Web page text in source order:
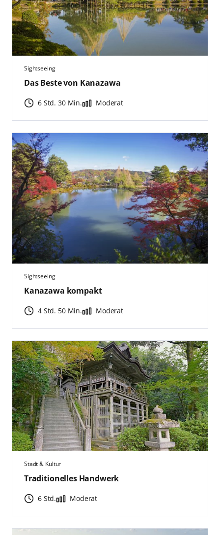
Sightseeing
Das Beste von Kanazawa
6 Std. 30 Min. Moderat
Sightseeing
Kanazawa kompakt
4 Std. 50 Min. Moderat
Stadt & Kultur
Traditionelles Handwerk
6 Std. Moderat